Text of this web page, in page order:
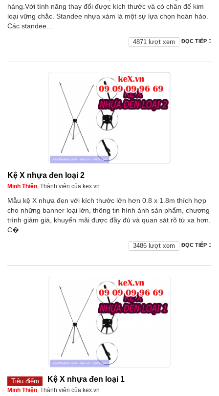
hàng.Với tính năng thay đổi được kích thước và có chân đế kim
loại vững chắc. Standee nhựa xám là một sự lựa chọn hoàn hảo.
Các standee...
ĐỌC TIẾP
4871 lượt xem
Kệ X nhựa đen loại 2
Minh Thiện, Thành viên của kex.vn
Mẫu kệ X nhựa đen với kích thước lớn hơn 0.8 x 1.8m thích hợp
cho những banner loại lớn, thông tin hình ảnh sản phẩm, chương
trình giảm giá, khuyến mãi được đầy đủ và quan sát rõ từ xa hơn.
C�...
ĐỌC TIẾP
3486 lượt xem
Tiêu điểm Kệ X nhựa đen loại 1
Minh Thiện, Thành viên của kex.vn